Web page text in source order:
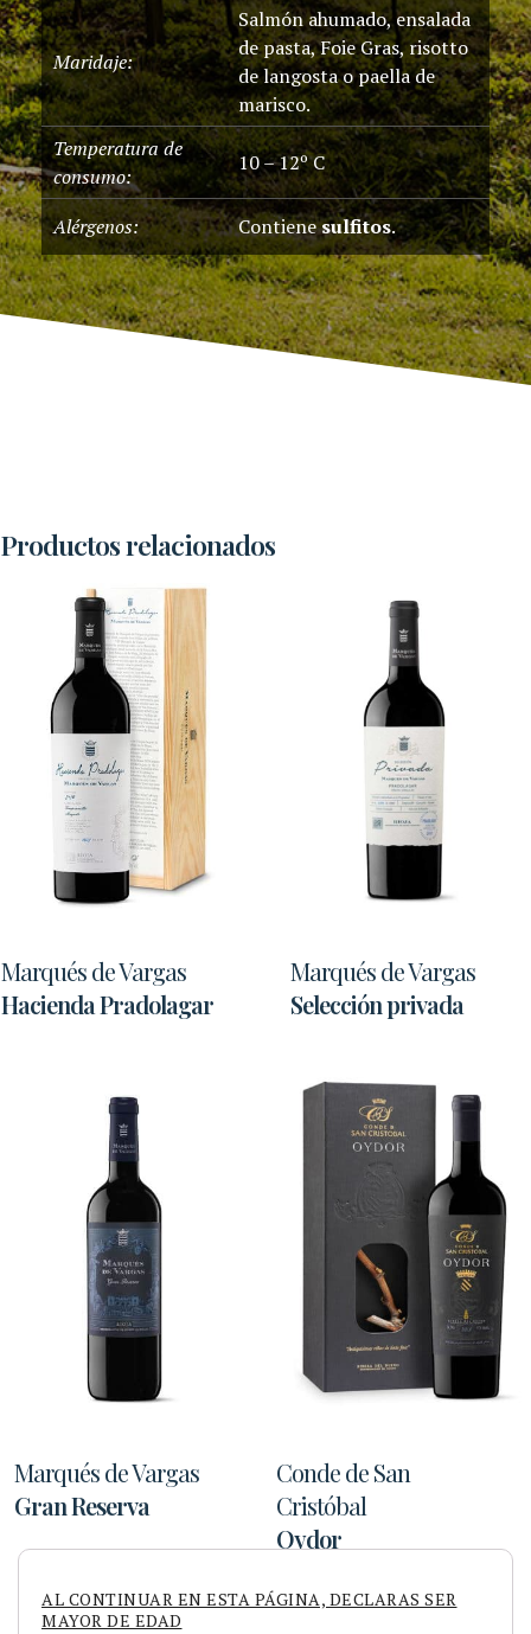
Maridaje:
Salmón ahumado, ensalada
de pasta, Foie Gras, risotto
de langosta o paella de
marisco.
Temperatura de
consumo:
10 – 12º C
Alérgenos: Contienesulfitos.
Productos relacionados
Marqués de Vargas
Hacienda Pradolagar
Marqués de Vargas
Selección privada
Marqués de Vargas
Gran Reserva
Conde de San
Cristóbal
Oydor
AL CONTINUAR EN ESTA PÁGINA, DECLARAS SER
MAYOR DE EDAD